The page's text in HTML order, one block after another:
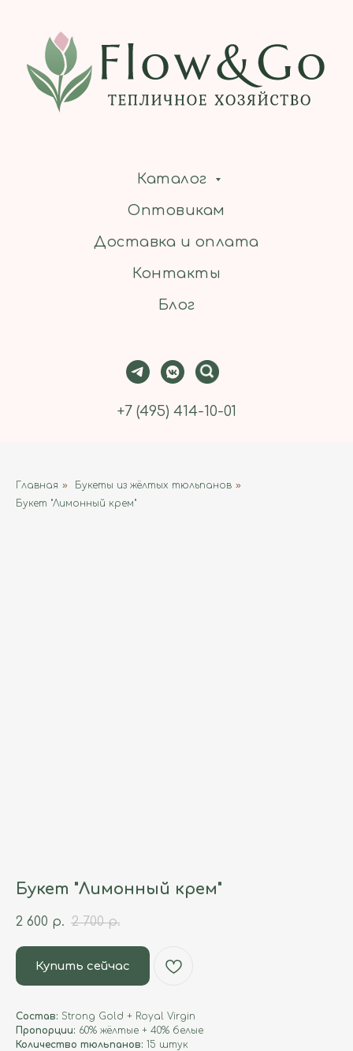
Каталог
Оптовикам
Доставка и оплата
Контакты
Блог
+7 (495) 414-10-01
Главная » Букеты из жёлтых тюльпанов »
Букет "Лимонный крем"
Букет "Лимонный крем"
2 600 р. 2 700 р.
Купить сейчас
Состав: Strong Gold + Royal Virgin
Пропорции: 60% жёлтые + 40% белые
Количество тюльпанов: 15 штук